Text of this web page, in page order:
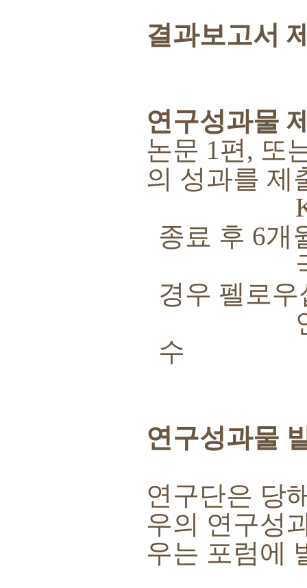
결과보고서
연구성과물
논문 1편, 또
의 성과를 제
종료 후 6개
국제전
경우 펠로
연구성
수
연구성과물
연구단은 당
우의 연구성
우는 포럼에